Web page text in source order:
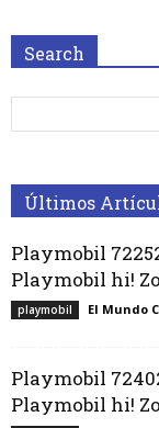
Search
Últimos
Playmobil
Playmobil hi!
playmobil El Mundo
Playmobil
Playmobil hi!